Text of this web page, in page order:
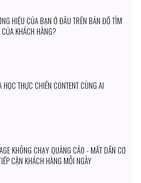
HIỆU CỦA BẠN Ở ĐÂU TRÊN BẢN ĐỒ TÌM
CỦA KHÁCH HÀNG?
HỌC THỰC CHIẾN CONTENT CÙNG AI
KHÔNG CHẠY QUẢNG CÁO - MẤT DẦN CƠ
CẬN KHÁCH HÀNG MỖI NGÀY